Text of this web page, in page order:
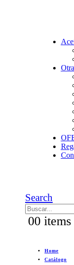
Search
00 items
Home
Catálogo